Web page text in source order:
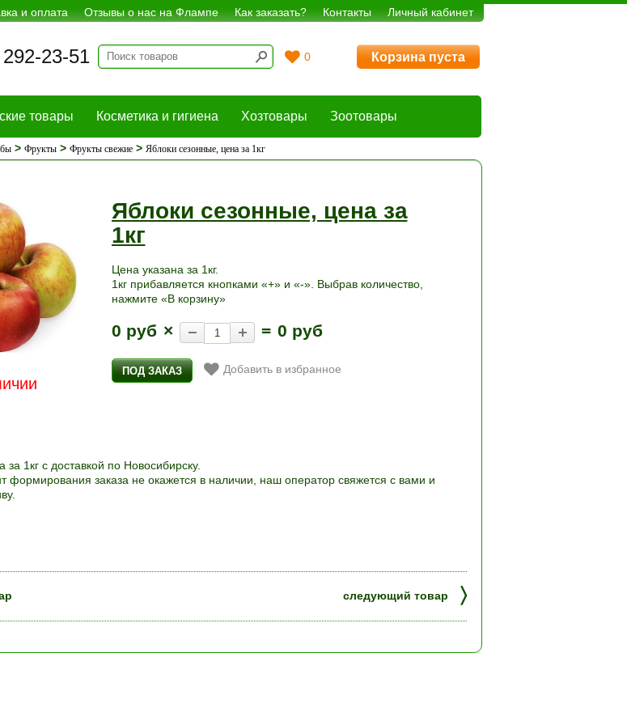
и оплата Отзывы о нас на Флампе Как заказать? Контакты Личный кабинет
23-51 0 Корзина пуста
товары Косметика и гигиена Хозтовары Зоотовары
>Фрукты >Фрукты свежие > Яблоки сезонные, цена за 1кг
Яблоки сезонные, цена за
1кг
Цена указана за 1кг.
1кг прибавляется кнопками «+» и «-». Выбрав количество,
нажмите «В корзину»
0 руб × = 0 руб
Добавить в избранное
1кг с доставкой по Новосибирску.
формирования заказа не окажется в наличии, наш оператор свяжется с вами и
следующий товар 〉